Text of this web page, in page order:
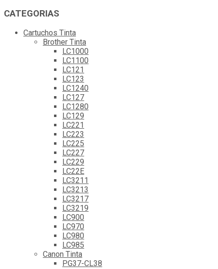
CATEGORIAS
Cartuchos Tinta
Brother Tinta
LC1000
LC1100
LC121
LC123
LC1240
LC127
LC1280
LC129
LC221
LC223
LC225
LC227
LC229
LC22E
LC3211
LC3213
LC3217
LC3219
LC900
LC970
LC980
LC985
Canon Tinta
PG37-CL38